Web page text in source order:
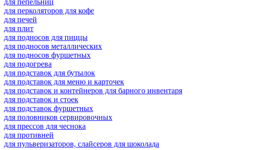
для пепельниц
для перколяторов для кофе
для печей
для плит
для подносов для пиццы
для подносов металлических
для подносов фуршетных
для подогрева
для подставок для бутылок
для подставок для меню и карточек
для подставок и контейнеров для барного инвентаря
для подставок и стоек
для подставок фуршетных
для половников сервировочных
для прессов для чеснока
для противней
для пульверизаторов, слайсеров для шоколада